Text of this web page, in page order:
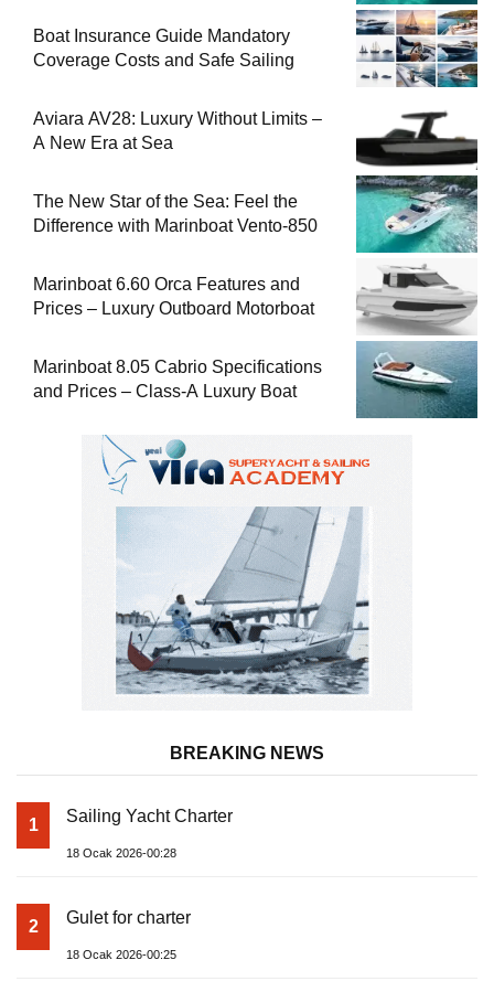
Boat Insurance Guide Mandatory
Coverage Costs and Safe Sailing
Aviara AV28: Luxury Without Limits –
A New Era at Sea
The New Star of the Sea: Feel the
Difference with Marinboat Vento-850
Marinboat 6.60 Orca Features and
Prices – Luxury Outboard Motorboat
Marinboat 8.05 Cabrio Specifications
and Prices – Class-A Luxury Boat
BREAKING NEWS
1 Sailing Yacht Charter
18 Ocak 2026-00:28
2 Gulet for charter
18 Ocak 2026-00:25